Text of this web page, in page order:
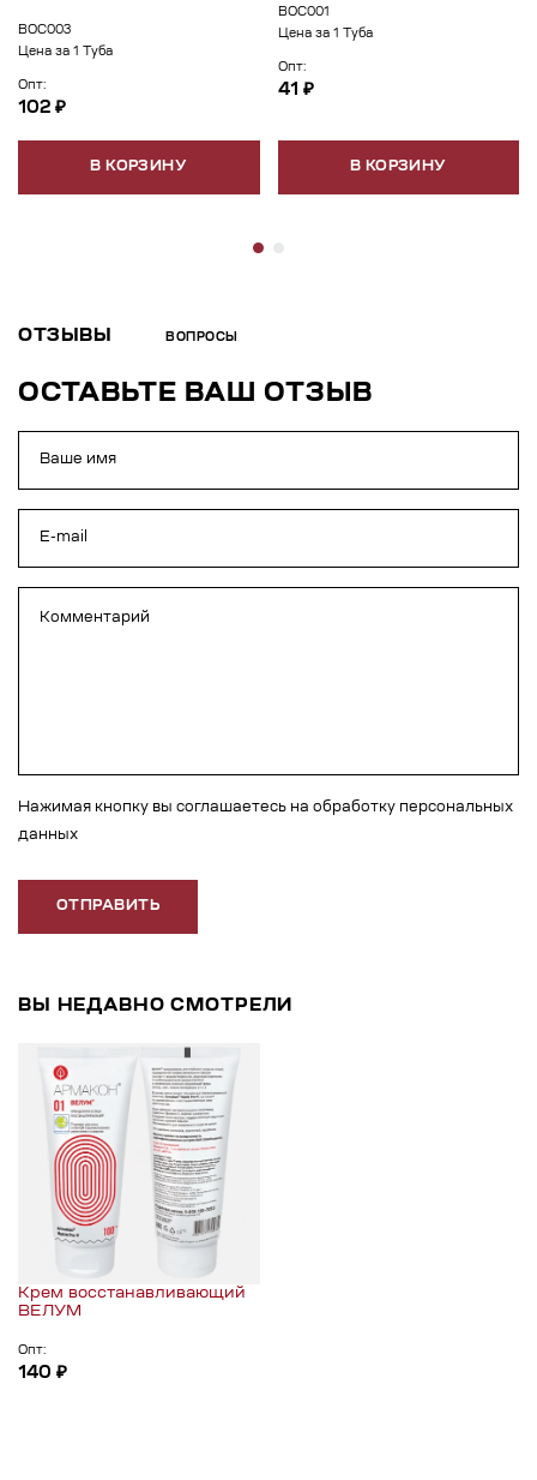
ВОС003
Цена за 1 Туба
Опт:
102 ₽
В КОРЗИНУ
ВОС001
Цена за 1 Туба
Опт:
41 ₽
В КОРЗИНУ
ОТЗЫВЫ ВОПРОСЫ
ОСТАВЬТЕ ВАШ ОТЗЫВ
Нажимая кнопку вы соглашаетесь на обработку персональных
данных
ОТПРАВИТЬ
ВЫ НЕДАВНО СМОТРЕЛИ
Крем восстанавливающий
ВЕЛУМ
Опт:
140 ₽